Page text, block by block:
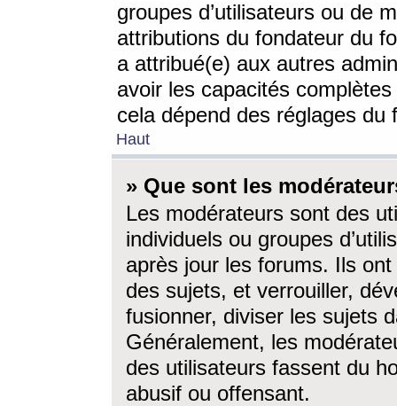
groupes d’utilisateurs ou de
attributions du fondateur du
a attribué(e) aux autres
avoir les capacités
cela dépend des réglages du
Haut
» Que sont les
Les modérateurs sont des
individuels ou groupes
après jour les forums. Ils ont
des sujets, et verrouiller,
fusionner, diviser les sujets
Généralement, les
des utilisateurs fassent du
abusif ou offensant.